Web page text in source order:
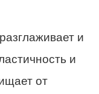
и
и
от